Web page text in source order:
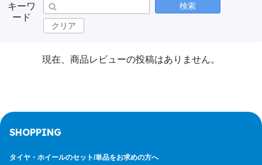
キーワ
ード
検索
クリア
現在、商品レビューの投稿はありません。
SHOPPING
タイヤ・ホイールのセット/単品をお求めの方へ